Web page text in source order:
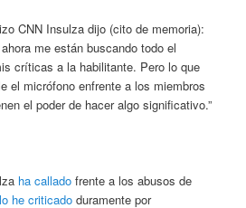
CNN Insulza dijo (cito de memoria):
me están buscando todo el
críticas a la habilitante. Pero lo que
el micrófono enfrente a los miembros
el poder de hacer algo significativo.”
ha callado frente a los abusos de
lo he criticado duramente por